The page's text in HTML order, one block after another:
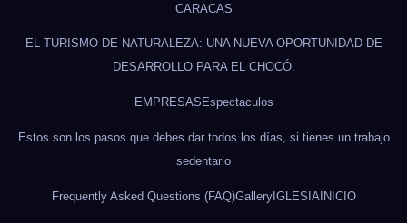
CARACAS
EL TURISMO DE NATURALEZA: UNA NUEVA OPORTUNIDAD DE
DESARROLLO PARA EL CHOCÓ.
EMPRESAS Espectaculos
Estos son los pasos que debes dar todos los días, si tienes un trabajo
sedentario
Frequently Asked Questions (FAQ)GalleryIGLESIAINICIO